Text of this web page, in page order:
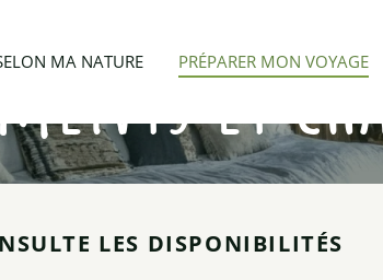
MA NATURE PRÉPARER MON VOYAGE
et
LES DISPONIBILITÉS